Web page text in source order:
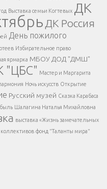
</div > </div >
Выставка семьи Когтевых ДК
ДК Россия
День пожилого
Избирательное право
ярмарка МБОУ ДОД "ДМШ"
"ЦБС" Мастер и Маргарита
Ночь искусств Открытие
Русский музей Сказка Карабаса
Шалагина Наталья Михайловна
выставка «Жизнь замечательных
коллективов фонд "Таланты мира"